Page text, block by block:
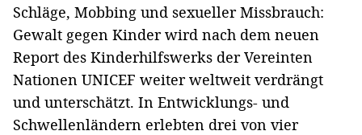
Schläge, Mobbing und sexueller Missbrauch:
Gewalt gegen Kinder wird nach dem neuen
Report des Kinderhilfswerks der Vereinten
Nationen UNICEF weiter weltweit verdrängt
und unterschätzt. In Entwicklungs- und
Schwellenländern erlebten drei von vier